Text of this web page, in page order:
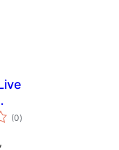
(0कुल
रेटिङ्गहरू
)